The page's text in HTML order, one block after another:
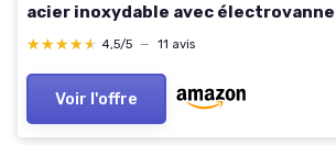
acier inoxydable avec
pour plantes d'aquarium (G900S),
★★★★★
★★★★★ 4,5/5 — 11 avis
Voir l'offre